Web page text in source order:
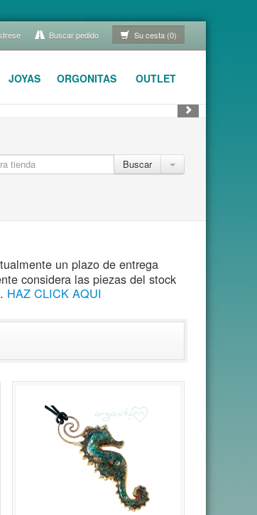
Buscar pedido Su cesta (0)
JOYAS ORGONITAS OUTLET
Buscar
un plazo de entrega
considera las piezas del stock
HAZ CLICK AQUI